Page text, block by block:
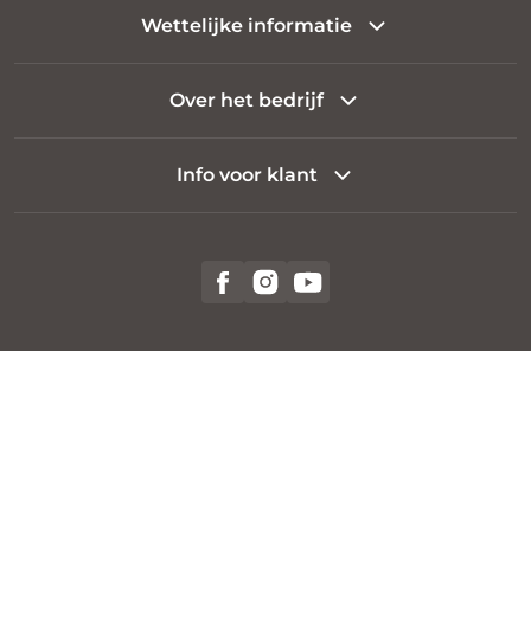
Wettelijke informatie
Over het bedrijf
Info voor klant